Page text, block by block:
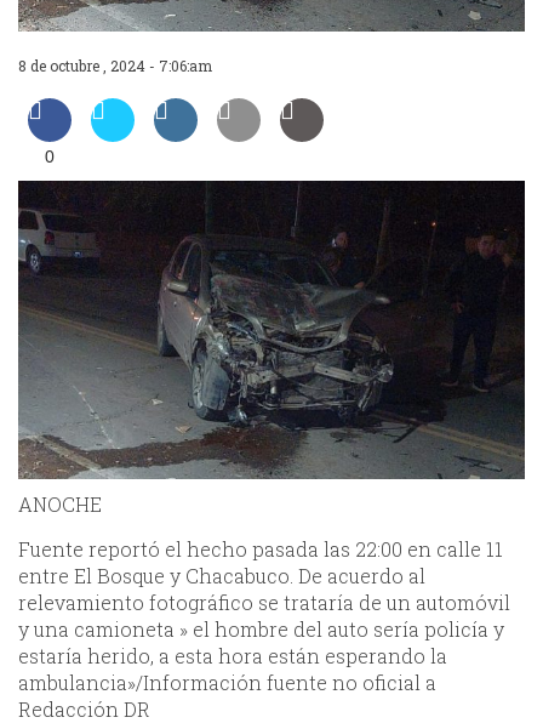
8 de octubre , 2024 - 7:06:am
0
ANOCHE
Fuente reportó el hecho pasada las 22:00 en calle 11
entre El Bosque y Chacabuco. De acuerdo al
relevamiento fotográfico se trataría de un automóvil
y una camioneta » el hombre del auto sería policía y
estaría herido, a esta hora están esperando la
ambulancia»/Información fuente no oficial a
Redacción DR